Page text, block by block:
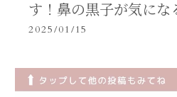
す！鼻の黒子が気にな
2025/01/15